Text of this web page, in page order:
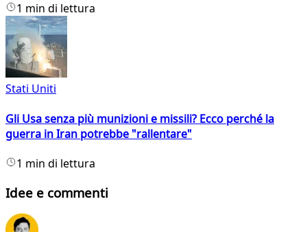
1 min di lettura
Stati Uniti
Gli Usa senza più munizioni e missili? Ecco perché la
guerra in Iran potrebbe "rallentare"
1 min di lettura
Idee e commenti